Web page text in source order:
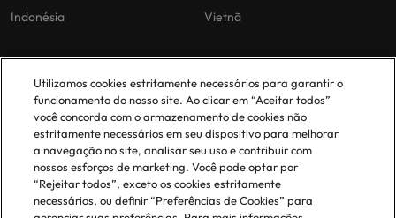
Indonésia
Vietnã
As nossas políticas
Politica Privacidade
Politica de cookies
Política de Biblioteca
Politica de escravidão moderna
O nosso escritório em
Portugal
Lisboa
Utilizamos cookies estritamente necessários para garantir o
funcionamento do nosso site. Ao clicar em “Aceitar todos”
você concorda com o armazenamento de cookies não
estritamente necessários em seu dispositivo para melhorar
a navegação no site, analisar seu uso e contribuir com
nossos esforços de marketing. Você pode optar por
“Rejeitar todos”, exceto os cookies estritamente
necessários, ou definir “Preferências de Cookies” para